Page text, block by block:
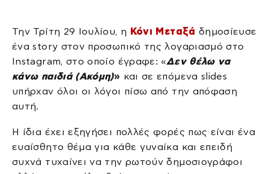
Την Τρίτη 29 Ιουλίου, η Κόνι Μεταξά δημοσίευσε
ένα story στον προσωπικό της λογαριασμό στο
Instagram, στο οποίο έγραφε: «Δεν θέλω να
κάνω παιδιά (Ακόμη)» και σε επόμενα slides
υπήρχαν όλοι οι λόγοι πίσω από την απόφαση
αυτή.
Η ίδια έχει εξηγήσει πολλές φορές πως είναι ένα
ευαίσθητο θέμα για κάθε γυναίκα και επειδή
συχνά τυχαίνει να την ρωτούν δημοσιογράφοι